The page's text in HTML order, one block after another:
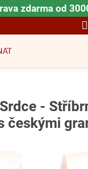
zdarma od
-
českými